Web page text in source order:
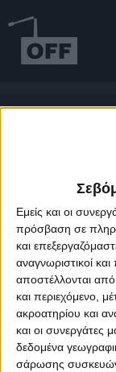
Εμείς και οι
πρόσβαση σε
και
αναγνωριστικοί
αποστέλλονται από
και περιεχόμενο,
ακροατηρίου και
και οι συνεργάτες
δεδομένα
σάρωσης συσκευών.
About Offradio
Designed &